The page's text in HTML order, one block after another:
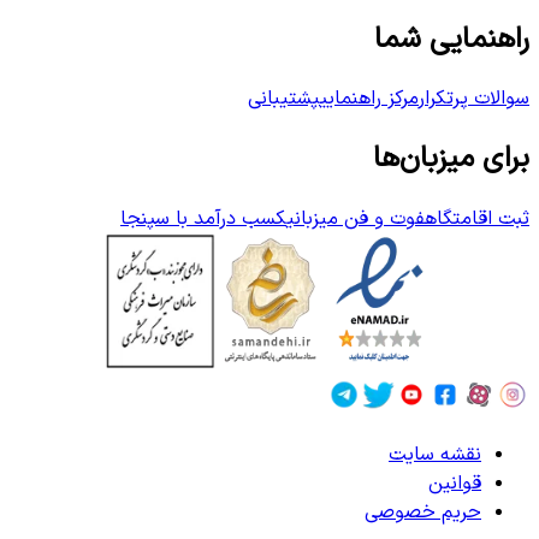
راهنمایی شما
سوالات پرتکرارمرکز راهنماییپشتیبانی
برای میزبان‌ها
ثبت اقامتگاهفوت و فن میزبانیکسب درآمد با سپنجا
نقشه سایت
قوانین
حریم خصوصی